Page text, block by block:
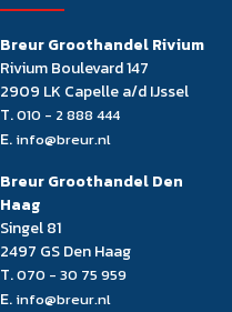
Breur Groothandel Rivium
Rivium Boulevard 147
2909 LK Capelle a/d IJssel
T.010 - 2 888 444
E. info@breur.nl
Breur Groothandel Den
Haag
Singel 81
2497 GS Den Haag
T.070 - 30 75 959
E. info@breur.nl